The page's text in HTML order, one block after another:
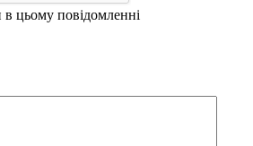
цьому повідомленні